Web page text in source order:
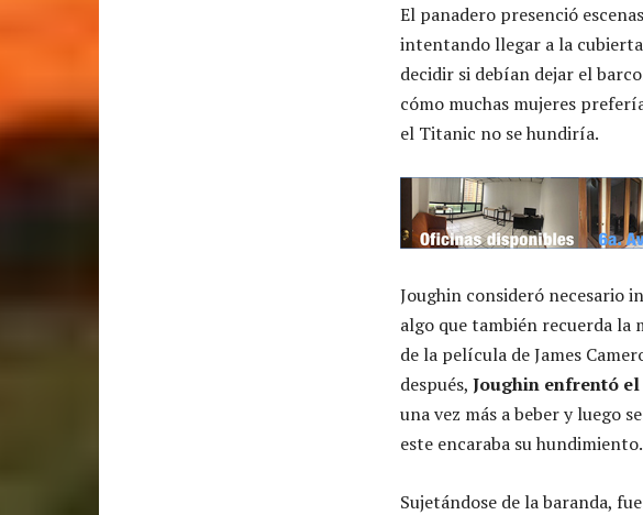
El panadero presenció
intentando llegar a la
decidir si debían dejar el
cómo muchas mujeres
el Titanic no se hundiría.
Joughin consideró necesario
algo que también recuerda la
de la película de James
después, Joughin enfrentó
una vez más a beber y luego
este encaraba su hundimiento.
Sujetándose de la baranda,